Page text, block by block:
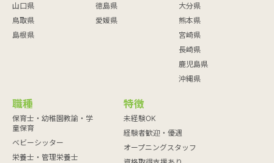
山口県
鳥取県
島根県
徳島県
愛媛県
大分県
熊本県
宮崎県
長崎県
鹿児島県
沖縄県
職種
保育士・幼稚園教諭・学
童保育
ベビーシッター
栄養士・管理栄養士
特徴
未経験OK
経験者歓迎・優遇
オープニングスタッフ